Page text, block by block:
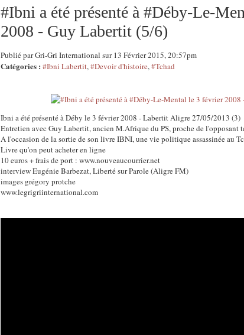
#Ibni a été présenté à #Déby-Le-
2008 - Guy Labertit (5/6)
Publié par Gri-Gri International sur 13 Février 2015, 20:57pm
Catégories : #Ibni Labertit,#Devoir d'histoire,#Tchad
Ibni a été présenté à Déby le 3 février 2008 - Labertit Aligre 27/05/2013 (3)
Entretien avec Guy Labertit, ancien M.Afrique du PS, proche de l'opposant
A l'occasion de la sortie de son livre IBNI, une vie politique assassinée au
Livre qu'on peut acheter en ligne
10 euros + frais de port : www.nouveaucourrier.net
interview Eugénie Barbezat, Liberté sur Parole (Aligre FM)
images grégory protche
www.legrigriinternational.com